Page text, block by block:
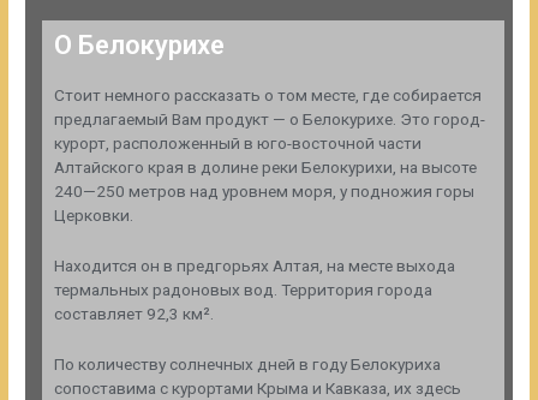
О Белокурихе
Стоит немного рассказать о том месте, где собирается
предлагаемый Вам продукт — о Белокурихе. Это город-
курорт, расположенный в юго-восточной части
Алтайского края в долине реки Белокурихи, на высоте
240—250 метров над уровнем моря, у подножия горы
Церковки.
Находится он в предгорьях Алтая, на месте выхода
термальных радоновых вод. Территория города
составляет 92,3 км².
По количеству солнечных дней в году Белокуриха
сопоставима с курортами Крыма и Кавказа, их здесь